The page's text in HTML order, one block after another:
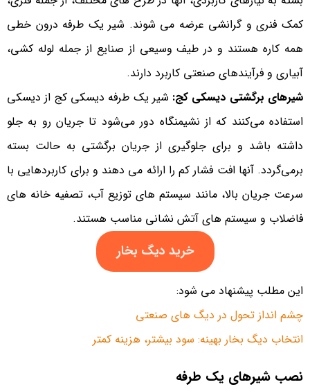
کمک فنری و گرانشی عرضه می شوند. شیر یک طرفه درون خطی
همه کاره هستند و در طیف وسیعی از صنایع از جمله لوله کشی،
آبیاری و فرآیندهای صنعتی کاربرد دارند.
شیرهای برگشتی دیسکی کج: شیر یک طرفه دیسکی کج از دیسکی
استفاده می‌کنند که از نشیمنگاه دور می‌شود تا جریان رو به جلو
داشته باشد و برای جلوگیری از جریان برگشتی به حالت بسته
برمی‌گردد. آنها افت فشار کم را ارائه می دهند و برای کاربردهایی با
سرعت جریان بالا، مانند سیستم های توزیع آب، تصفیه خانه های
فاضلاب و سیستم های آتش نشانی مناسب هستند.
خرید دیگ بخار
این مطلب پیشنهاد می شود:
چشم انداز تحول در دیگ های صنعتی
انتخاب دیگ بخار بهینه: سود بیشتر، هزینه کمتر
نصب شیرهای یک طرفه